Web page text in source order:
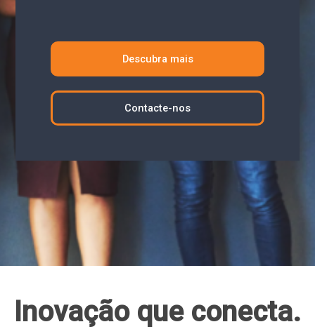
Descubra mais
Contacte-nos
Inovação que conecta.